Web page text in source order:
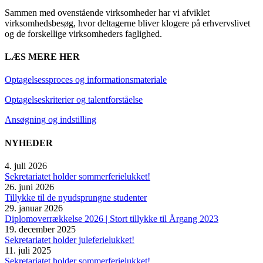
Sammen med ovenstående virksomheder har vi afviklet
virksomhedsbesøg, hvor deltagerne bliver klogere på erhvervslivet
og de forskellige virksomheders faglighed.
LÆS MERE HER
Optagelsessproces og informationsmateriale
Optagelseskriterier og talentforståelse
Ansøgning og indstilling
NYHEDER
4. juli 2026
Sekretariatet holder sommerferielukket!
26. juni 2026
Tillykke til de nyudsprungne studenter
29. januar 2026
Diplomoverrækkelse 2026 | Stort tillykke til Årgang 2023
19. december 2025
Sekretariatet holder juleferielukket!
11. juli 2025
Sekretariatet holder sommerferielukket!